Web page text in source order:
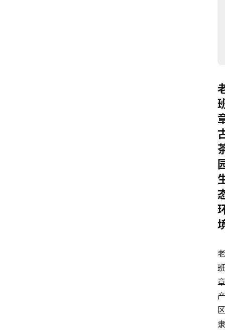
老
班
章
产
区
隶